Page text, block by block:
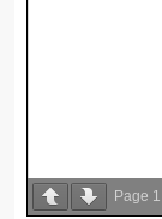
Page 1